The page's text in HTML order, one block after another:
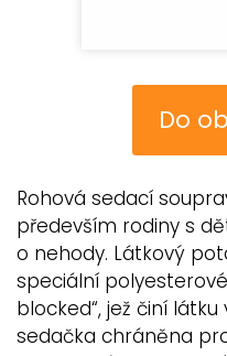
Do
Rohová sedací
především rodiny s
o nehody. Látkový
speciální
blocked“, jež činí
sedačka chráněna